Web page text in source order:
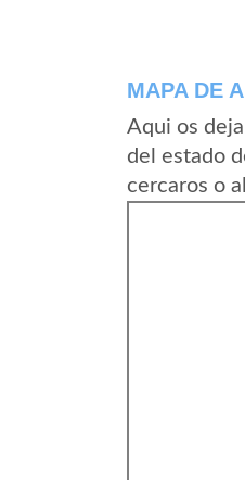
MAPA DE
Aqui os
del estado
cercaros o